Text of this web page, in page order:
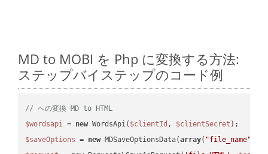
MD to MOBI を Php に変換する方法:
ステップバイステップのコード例
// への変換 MD to HTML
$wordsapi = new WordsApi( $clientId , $clientSecret
$saveOptions = new MDSaveOptionsData(array( "file_name"